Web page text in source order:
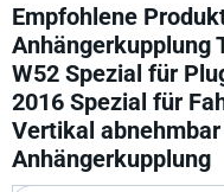
Empfohlene
Anhängerkupplung
W52 Spezial für
2016 Spezial für
Vertikal
Anhängerkupplung